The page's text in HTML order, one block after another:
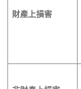
財產上損害